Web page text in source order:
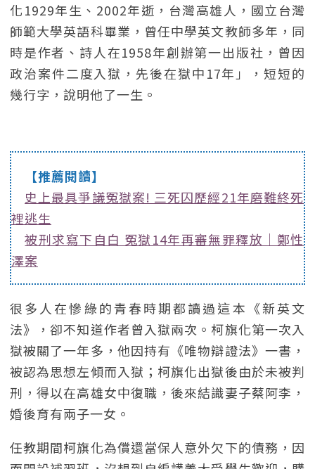
化1929年生、2002年逝，台灣高雄人，國立台灣
師範大學英語科畢業，曾任中學英文教師多年，同
時是作者、詩人在1958年創辦第一出版社，曾因
政治案件二度入獄，先後在獄中17年」，短短的
幾行字，說明他了一生。
【推薦閱讀】
史上最具爭議冤獄案! 三死囚歷經21年磨難終死
裡逃生
被刑求寫下自白 冤獄14年再審無罪釋放｜鄭性
澤案
很多人在慘綠的青春時期都讀過這本《新英文
法》，卻不知道作者曾入獄兩次。柯旗化第一次入
獄被關了一年多，他因持有《唯物辯證法》一書，
被認為思想左傾而入獄；柯旗化出獄後由於未被判
刑，得以在高雄女中復職，後來結識妻子蔡阿李，
婚後育有兩子一女。
任教期間柯旗化為償還當保人意外欠下的債務，因